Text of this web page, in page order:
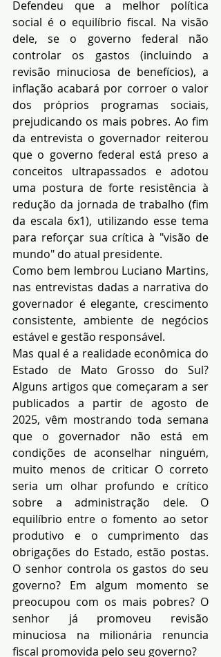
Defendeu que a melhor política
social é o equilíbrio fiscal. Na visão
dele, se o governo federal não
controlar os gastos (incluindo a
revisão minuciosa de benefícios), a
inflação acabará por corroer o valor
dos próprios programas sociais,
prejudicando os mais pobres. Ao fim
da entrevista o governador reiterou
que o governo federal está preso a
conceitos ultrapassados e adotou
uma postura de forte resistência à
redução da jornada de trabalho (fim
da escala 6x1), utilizando esse tema
para reforçar sua crítica à "visão de
mundo" do atual presidente.
Como bem lembrou Luciano Martins,
nas entrevistas dadas a narrativa do
governador é elegante, crescimento
consistente, ambiente de negócios
estável e gestão responsável.
Mas qual é a realidade econômica do
Estado de Mato Grosso do Sul?
Alguns artigos que começaram a ser
publicados a partir de agosto de
2025, vêm mostrando toda semana
que o governador não está em
condições de aconselhar ninguém,
muito menos de criticar O correto
seria um olhar profundo e crítico
sobre a administração dele. O
equilíbrio entre o fomento ao setor
produtivo e o cumprimento das
obrigações do Estado, estão postas.
O senhor controla os gastos do seu
governo? Em algum momento se
preocupou com os mais pobres? O
senhor já promoveu revisão
minuciosa na milionária renuncia
fiscal promovida pelo seu governo?